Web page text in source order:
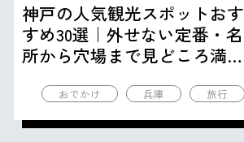
神戸の人気観光スポットおす
すめ30選｜外せない定番・名
所から穴場まで見どころ満載
おでかけ 兵庫 旅行